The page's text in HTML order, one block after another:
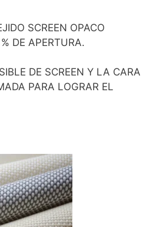
SCREEN OPACO
DE APERTURA.
DE SCREEN Y LA CARA
PARA LOGRAR EL